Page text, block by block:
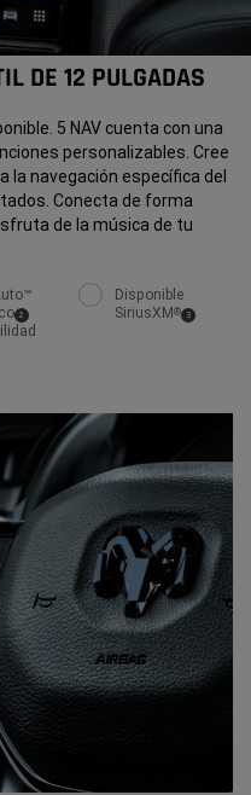
DE 12 PULGADAS
5 NAV cuenta con una
personalizables. Cree
la navegación específica del
Conecta de forma
de la música de tu
(
Disclosure
2 )
Disponible
SiriusXM® ( 3)